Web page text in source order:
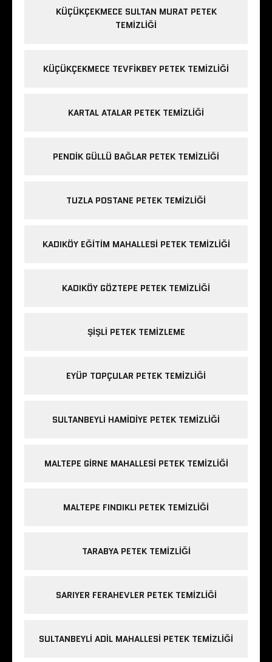
KÜÇÜKÇEKMECE SULTAN MURAT PETEK
TEMIZLIĞI
KÜÇÜKÇEKMECE TEVFIKBEY PETEK TEMIZLIĞI
KARTAL ATALAR PETEK TEMIZLIĞI
PENDIK GÜLLÜ BAĞLAR PETEK TEMIZLIĞI
TUZLA POSTANE PETEK TEMIZLIĞI
KADIKÖY EĞITIM MAHALLESI PETEK TEMIZLIĞI
KADIKÖY GÖZTEPE PETEK TEMIZLIĞI
ŞIŞLI PETEK TEMIZLEME
EYÜP TOPÇULAR PETEK TEMIZLIĞI
SULTANBEYLI HAMIDIYE PETEK TEMIZLIĞI
MALTEPE GIRNE MAHALLESI PETEK TEMIZLIĞI
MALTEPE FINDIKLI PETEK TEMIZLIĞI
TARABYA PETEK TEMIZLIĞI
SARIYER FERAHEVLER PETEK TEMIZLIĞI
SULTANBEYLI ADIL MAHALLESI PETEK TEMIZLIĞI